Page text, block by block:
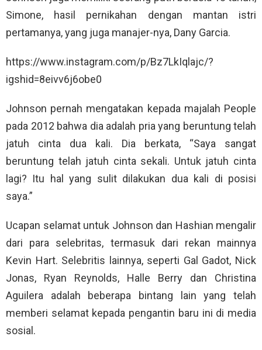
Simone, hasil pernikahan dengan mantan istri
pertamanya, yang juga manajer-nya, Dany Garcia.
https://www.instagram.com/p/Bz7LkIqlajc/?
igshid=8eivv6j6obe0
Johnson pernah mengatakan kepada majalah People
pada 2012 bahwa dia adalah pria yang beruntung telah
jatuh cinta dua kali. Dia berkata, “Saya sangat
beruntung telah jatuh cinta sekali. Untuk jatuh cinta
lagi? Itu hal yang sulit dilakukan dua kali di posisi
saya.”
Ucapan selamat untuk Johnson dan Hashian mengalir
dari para selebritas, termasuk dari rekan mainnya
Kevin Hart. Selebritis lainnya, seperti Gal Gadot, Nick
Jonas, Ryan Reynolds, Halle Berry dan Christina
Aguilera adalah beberapa bintang lain yang telah
memberi selamat kepada pengantin baru ini di media
sosial.